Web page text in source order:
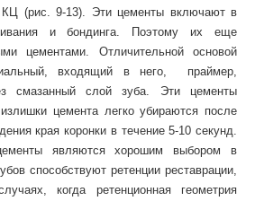
КЦ (рис. 9-13). Эти цементы включают в
и бондинга. Поэтому их еще
цементами. Отличительной основой
входящий в него, праймер,
смазанный слой зуба. Эти цементы
цемента легко убираются после
края коронки в течение 5-10 секунд.
являются хорошим выбором в
способствуют ретенции реставрации,
когда ретенционная геометрия